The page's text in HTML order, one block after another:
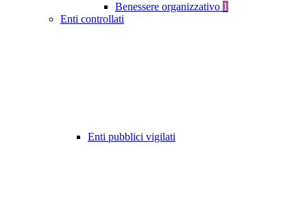
Benessere organizzativo 1
Enti controllati
Enti pubblici vigilati